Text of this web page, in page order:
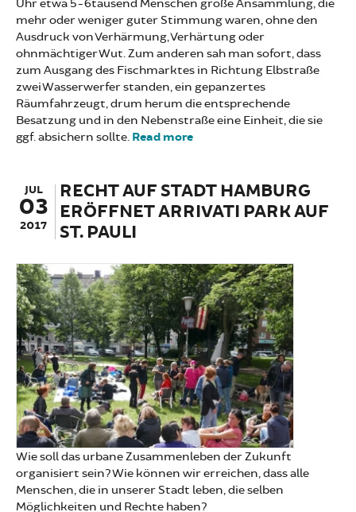
Uhr etwa 5-6tausend Menschen große Ansammlung, die
mehr oder weniger guter Stimmung waren, ohne den
Ausdruck von Verhärmung, Verhärtung oder
ohnmächtiger Wut. Zum anderen sah man sofort, dass
zum Ausgang des Fischmarktes in Richtung Elbstraße
zwei Wasserwerfer standen, ein gepanzertes
Räumfahrzeugt, drum herum die entsprechende
Besatzung und in den Nebenstraße eine Einheit, die sie
ggf. absichern sollte. Read more
JUL
03
2017
RECHT AUF STADT HAMBURG
ERÖFFNET ARRIVATI PARK AUF
ST. PAULI
Wie soll das urbane Zusammenleben der Zukunft
organisiert sein? Wie können wir erreichen, dass alle
Menschen, die in unserer Stadt leben, die selben
Möglichkeiten und Rechte haben?